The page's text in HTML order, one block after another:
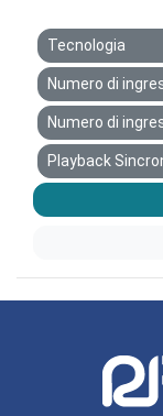
Tecnologia
Numero di
Numero di
Playback